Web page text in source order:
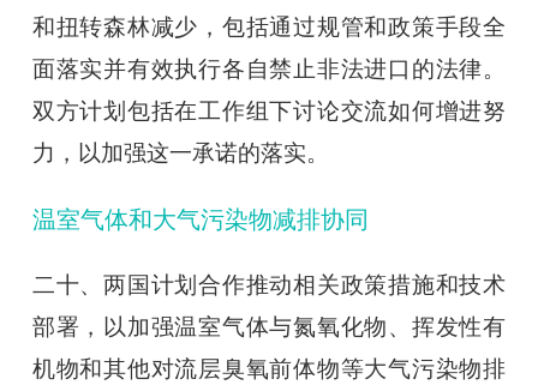
和扭转森林减少，包括通过规管和政策手段全
面落实并有效执行各自禁止非法进口的法律。
双方计划包括在工作组下讨论交流如何增进努
力，以加强这一承诺的落实。
温室气体和大气污染物减排协同
二十、两国计划合作推动相关政策措施和技术
部署，以加强温室气体与氮氧化物、挥发性有
机物和其他对流层臭氧前体物等大气污染物排